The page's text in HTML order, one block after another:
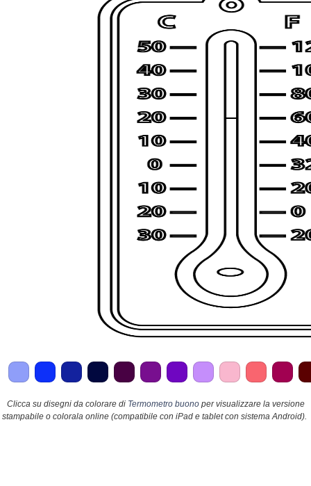
Clicca su disegni da colorare di Termometro buonoper visualizzare la versione
stampabile o colorala online (compatibile con iPad e tablet con sistema Android).